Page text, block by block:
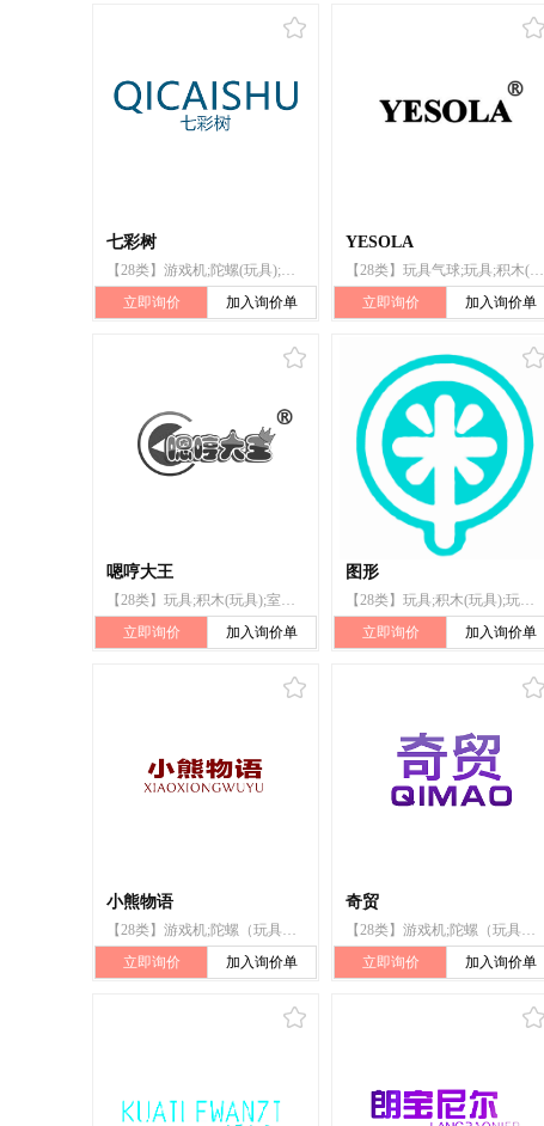
七彩树
【28类】游戏机;陀螺(玩具);国际象棋;羽毛球;锻炼身体器械;滑雪板;拳击手套;钓鱼用具;遥控玩具汽车
立即询价
加入询价单
YESOLA
【28类】玩具气球;玩具;积木(玩具);玩具娃娃;陀螺(玩具);玩具熊;长毛绒玩具;拼图玩具;玩具汽车;智能玩具
立即询价
加入询价单
嗯哼大王
【28类】玩具;积木(玩具);室内游戏玩具;陀螺(玩具);玩具熊;玩具车;拼图玩具;玩具模型;智能玩具;玩具手表
立即询价
加入询价单
图形
【28类】玩具;积木(玩具);玩具手枪;成比例的模型车;陀螺(玩具);玩具车;由无线电控制的玩具车;玩具模型;智能玩具;模型飞机材料
立即询价
加入询价单
小熊物语
【28类】游戏机;陀螺（玩具）;国际象棋;羽毛球;锻炼身体器械;滑雪板;拳击手套;圣诞树架;钓鱼用具;遥控玩具汽车
立即询价
加入询价单
奇贸
【28类】游戏机;陀螺（玩具）;国际象棋;羽毛球;锻炼身体器械;滑雪板;拳击手套;圣诞树架;钓鱼用具;遥控玩具汽车
立即询价
加入询价单